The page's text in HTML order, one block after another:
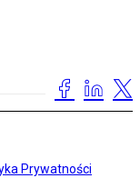
Prywatności